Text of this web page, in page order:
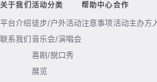
关于我们
平台介绍
联系我们
活动分类
徒步/户外活动
音乐会/演唱会
喜剧/脱口秀
展览
帮助中心
注意事项
合作
活动主办方